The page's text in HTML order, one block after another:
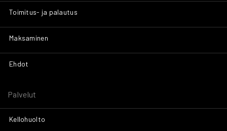
Toimitus- ja palautus
Maksaminen
Ehdot
Palvelut
Kellohuolto